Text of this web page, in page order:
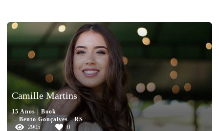
Camille Martins
15 Anos | Book
Bento Gonçalves - RS
2905 0